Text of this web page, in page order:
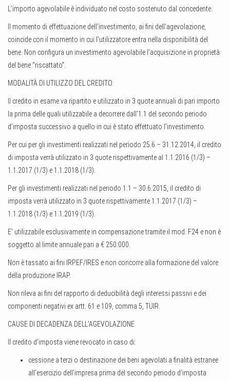
L’importo agevolabile è individuato nel costo sostenuto dal concedente.
Il momento di effettuazione dell’investimento, ai fini dell’agevolazione,
coincide con il momento in cui l’utilizzatore entra nella disponibilità del
bene. Non configura un investimento agevolabile l’acquisizione in proprietà
del bene “riscattato”.
MODALITÀ DI UTILIZZO DEL CREDITO
Il credito in esame va ripartito e utilizzato in 3 quote annuali di pari importo
la prima delle quali utilizzabile a decorrere dall’1.1 del secondo periodo
d’imposta successivo a quello in cui è stato effettuato l’investimento.
Per cui per gli investimenti realizzati nel periodo 25.6 – 31.12.2014, il credito
di imposta verrà utilizzato in 3 quote rispettivamente al 1.1.2016 (1/3) –
1.1.2017 (1/3) e 1.1.2018 (1/3).
Per gli investimenti realizzati nel periodo 1.1 – 30.6.2015, il credito di
imposta verrà utilizzato in 3 quote rispettivamente 1.1.2017 (1/3) –
1.1.2018 (1/3) e 1.1.2019 (1/3).
E’ utilizzabile esclusivamente in compensazione tramite il mod. F24 e non è
soggetto al limite annuale pari a € 250.000.
Non è tassato ai fini IRPEF/IRES e non concorre alla formazione del valore
della produzione IRAP.
Non rileva ai fini del rapporto di deducibilità degli interessi passivi e dei
componenti negativi ex artt. 61 e 109, comma 5, TUIR.
CAUSE DI DECADENZA DELL’AGEVOLAZIONE
Il credito d’imposta viene revocato in caso di:
cessione a terzi o destinazione dei beni agevolati a finalità estranee
all’esercizio dell’impresa prima del secondo periodo d’imposta